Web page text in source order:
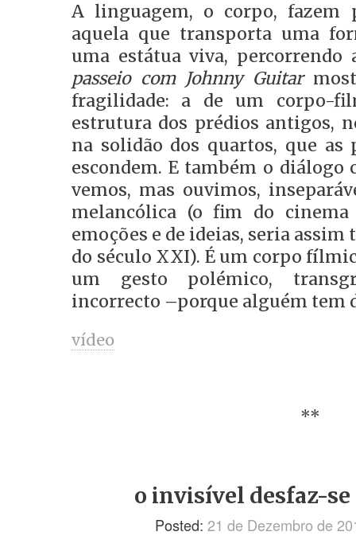
A linguagem, o corpo, fazem
aquela que transporta uma
uma estátua viva, percorrendo
passeio com Johnny Guitar
fragilidade: a de um corpo-
estrutura dos prédios antigos,
na solidão dos quartos, que as
escondem. E também o
vemos, mas ouvimos,
melancólica (o fim do cinema
emoções e de ideias, seria
do século XXI). É um corpo
um gesto polémico,
incorrecto –porque alguém tem
vídeo
**
o invisível desfaz-
Posted: 21 de Dezembro de